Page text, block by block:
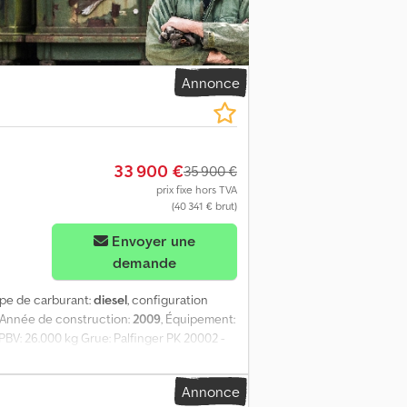
1 500 kg. Équipements supplémentaires :
ESSIEU ARRIÈRE ÉLEVABLE ET
AUTORADIO CD, ORDINATEUR DE
D’ATTÉNUATION DES CHOCS
Usgmjk
Annonce
33 900 €35 900 €
prix fixe hors TVA
(40 341 € brut)
demande
de carburant:diesel, configuration
, Année de construction: 2009 , Équipement:
26.000 kg Grue: Palfinger PK 20002 -
Annonce